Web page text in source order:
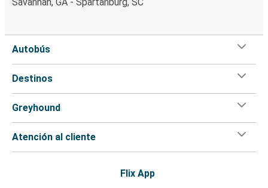
Autobús
Destinos
Greyhound
Atención al cliente
Flix App